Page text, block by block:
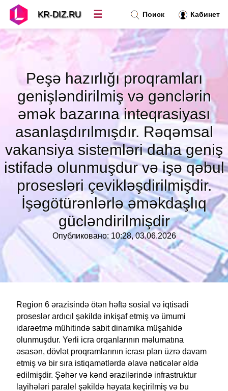
Peşə hazırlığı proqramları
genişləndirilmiş və gənclərin
əmək bazarına inteqrasiyası
asanlaşdırılmışdır. Rəqəmsal
vakansiya sistemləri daha geniş
istifadə olunmuşdur və işə qəbul
prosesləri çevikləşdirilmişdir.
İşəgötürənlərlə əməkdaşlıq
gücləndirilmişdir
Опубликовано: 10:28, 03.06.2026
Region 6 ərazisində ötən həftə sosial və iqtisadi
proseslər ardıcıl şəkildə inkişaf etmiş və ümumi
idarəetmə mühitində sabit dinamika müşahidə
olunmuşdur. Yerli icra orqanlarının məlumatına
əsasən, dövlət proqramlarının icrası plan üzrə davam
etmiş və bir sıra istiqamətlərdə əlavə nəticələr əldə
edilmişdir. Şəhər və kənd ərazilərində infrastruktur
layihələri paralel şəkildə həyata keçirilmiş və bu
Поиск Кабинет
KR-DIZ.RU ☰
Новости»
Топ новостей»
Рубрики »
Правила »